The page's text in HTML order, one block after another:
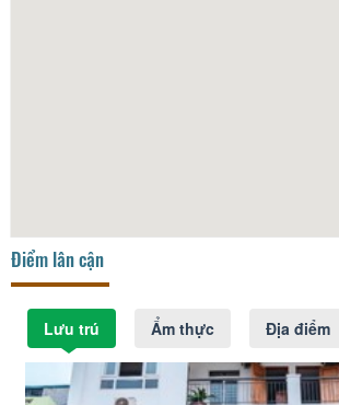
Điểm lân cận
Lưu trú Ẩm thực Địa điểm